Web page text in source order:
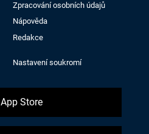
Zpracování osobních údajů
Nápověda
Redakce
Nastavení soukromí
App Store